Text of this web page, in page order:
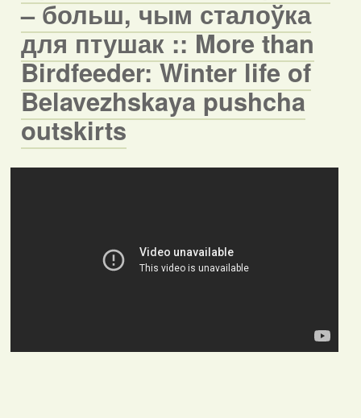
– больш, чым сталоўка
для птушак :: More than
Birdfeeder: Winter life of
Belavezhskaya pushcha
outskirts